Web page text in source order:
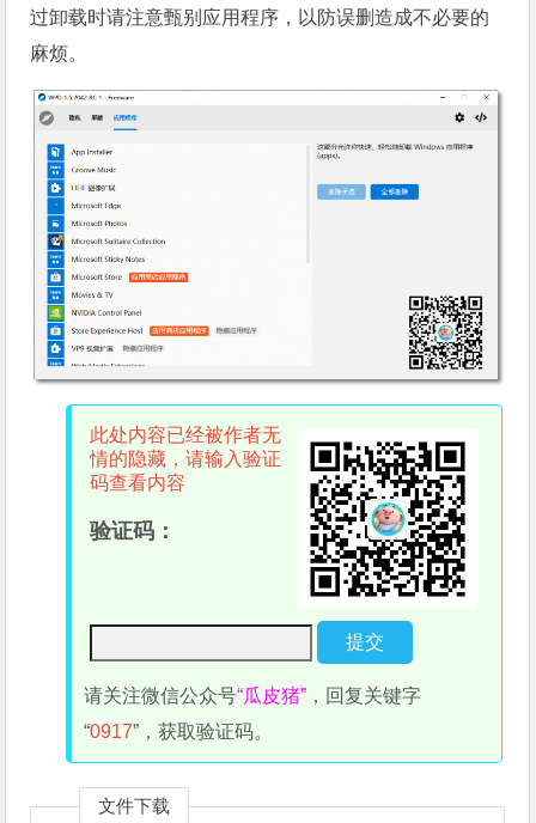
过卸载时请注意甄别应用程序，以防误删造成不必要的
麻烦。
此处内容已经被作者无
情的隐藏，请输入验证
码查看内容
验证码：
请关注微信公众号“瓜皮猪” ，回复关键字
“0917”，获取验证码。
文件下载